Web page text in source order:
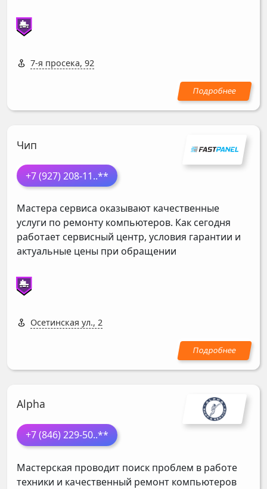
7-я просека, 92
Чип
+7 (927) 208-11..**
Мастера сервиса оказывают качественные
услуги по ремонту компьютеров. Как сегодня
работает сервисный центр, условия гарантии и
актуальные цены при обращении
Осетинская ул., 2
Alpha
+7 (846) 229-50..**
Мастерская проводит поиск проблем в работе
техники и качественный ремонт компьютеров